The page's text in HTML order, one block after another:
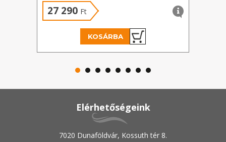
27 290 Ft
KOSÁRBA
Elérhetőségeink
7020 Dunaföldvár, Kossuth tér 8.